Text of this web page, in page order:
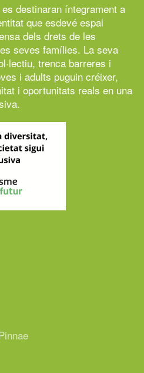
destinaran íntegrament a
que esdevé espai
dels drets de les
seves famílies. La seva
trenca barreres i
i adults puguin créixer,
i oportunitats reals en una